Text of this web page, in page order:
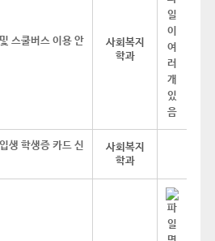
스쿨버스 이용 안
사회복지
학과
생 학생증 카드 신
사회복지
학과